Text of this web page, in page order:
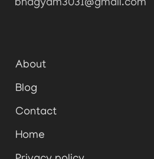
bhagyam3031@gmail.com
About
Blog
Contact
Home